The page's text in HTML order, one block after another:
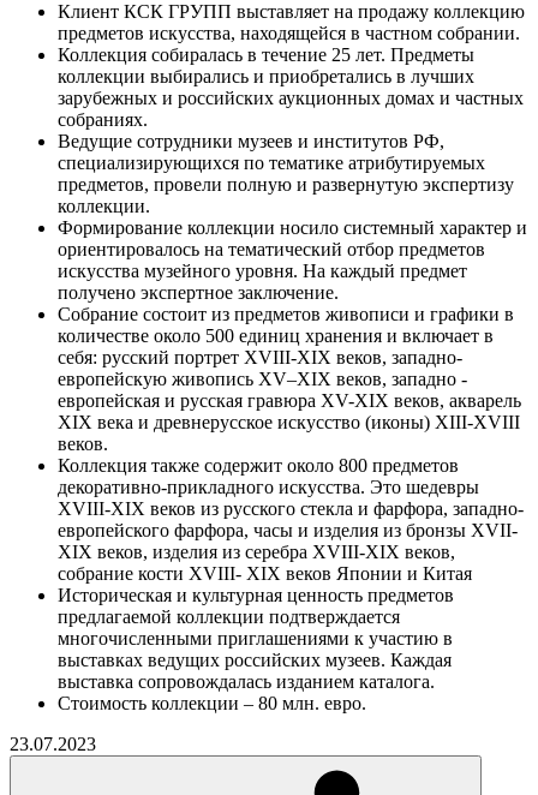
Клиент КСК ГРУПП выставляет на продажу коллекцию
предметов искусства, находящейся в частном собрании.
Коллекция собиралась в течение 25 лет. Предметы
коллекции выбирались и приобретались в лучших
зарубежных и российских аукционных домах и частных
собраниях.
Ведущие сотрудники музеев и институтов РФ,
специализирующихся по тематике атрибутируемых
предметов, провели полную и развернутую экспертизу
коллекции.
Формирование коллекции носило системный характер и
ориентировалось на тематический отбор предметов
искусства музейного уровня. На каждый предмет
получено экспертное заключение.
Собрание состоит из предметов живописи и графики в
количестве около 500 единиц хранения и включает в
себя: русский портрет XVIII-XIX веков, западно-
европейскую живопись XV–XIX веков, западно -
европейская и русская гравюра ХV-XIX веков, акварель
XIX века и древнерусское искусство (иконы) XIII-XVIII
веков.
Коллекция также содержит около 800 предметов
декоративно-прикладного искусства. Это шедевры
XVIII-XIX веков из русского стекла и фарфора, западно-
европейского фарфора, часы и изделия из бронзы XVII-
XIX веков, изделия из серебра XVIII-XIX веков,
собрание кости XVIII- XIX веков Японии и Китая
Историческая и культурная ценность предметов
предлагаемой коллекции подтверждается
многочисленными приглашениями к участию в
выставках ведущих российских музеев. Каждая
выставка сопровождалась изданием каталога.
Стоимость коллекции – 80 млн. евро.
23.07.2023